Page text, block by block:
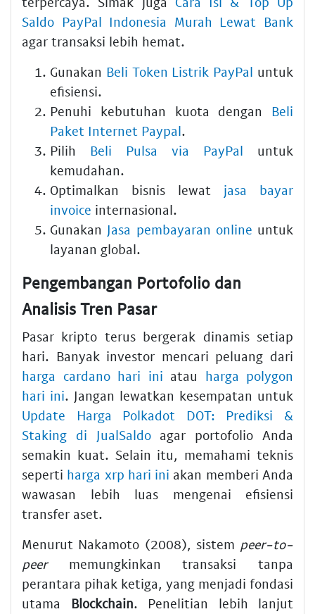
Saldo PayPal Indonesia Murah Lewat Bank
agar transaksi lebih hemat.
Gunakan Beli Token Listrik PayPal untuk
efisiensi.
Penuhi kebutuhan kuota dengan Beli
Paket Internet Paypal.
Pilih Beli Pulsa via PayPal untuk
kemudahan.
Optimalkan bisnis lewat jasa bayar
invoice internasional.
Gunakan Jasa pembayaran online untuk
layanan global.
Pengembangan Portofolio dan
Analisis Tren Pasar
Pasar kripto terus bergerak dinamis setiap
hari. Banyak investor mencari peluang dari
harga cardano hari ini atau harga polygon
hari ini. Jangan lewatkan kesempatan untuk
Update Harga Polkadot DOT: Prediksi &
Staking di JualSaldoagar portofolio Anda
semakin kuat. Selain itu, memahami teknis
seperti harga xrp hari ini akan memberi Anda
wawasan lebih luas mengenai efisiensi
transfer aset.
Menurut Nakamoto (2008), sistem peer-to-
peermemungkinkan transaksi tanpa
perantara pihak ketiga, yang menjadi fondasi
utama
Blockchain. Penelitian lebih lanjut